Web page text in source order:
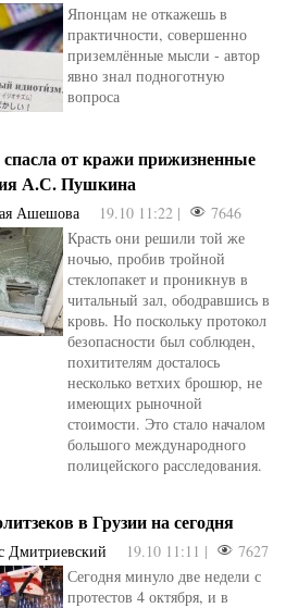
отАнна Бойко
Японцам не откажешь в
практичности, совершенно
приземлённые мысли - автор
явно знал подноготную
вопроса
от кражи прижизненные
А.С. Пушкина
Ашешова 19.10 11:22 |
7646
Красть они решили той же
ночью, пробив тройной
стеклопакет и проникнув в
читальный зал, ободравшись в
кровь. Но поскольку протокол
безопасности был соблюден,
похитителям досталось
несколько ветхих брошюр, не
имеющих рыночной
стоимости. Это стало началом
большого международного
полицейского расследования.
в Грузии на сегодня
Дмитриевский 19.10 11:11 |
7627
Сегодня минуло две недели с
протестов 4 октября, и в